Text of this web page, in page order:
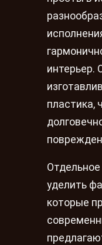
интерьер.
пластика,
уделить
которые